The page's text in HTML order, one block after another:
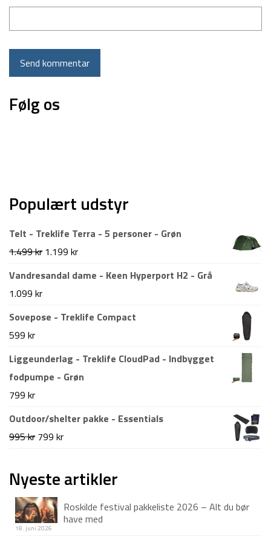
Følg os
Populært udstyr
Telt - Treklife Terra - 5 personer - Grøn
1.499kr Den
oprindelige
1.499 kr.
1.199 krDen
aktuelle
1.199 kr.
Vandresandal dame - Keen Hyperport H2 - Grå
1.099 kr
Sovepose - Treklife Compact
599 kr
Liggeunderlag - Treklife CloudPad - Indbygget
fodpumpe - Grøn
799 kr
Outdoor/shelter pakke - Essentials
995kr Den
pris
995 kr.
799 krDen
799 kr.
Nyeste artikler
Roskilde festival pakkeliste 2026 – Alt du bør
have med
18. juni 2026